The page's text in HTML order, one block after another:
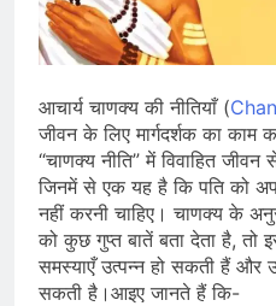
भारत ने 39
स्थान पर समाप्त
August 8, 2026
स्वतंत्रता
तैयारियाँ तेज़
August 7, 2026
IMD ने कई
चेतावनी जारी
हाई अलर्ट
August 7, 2026
आचार्य चाणक्य की नीतियाँ (
जीवन के लिए मार्गदर्शक का
“चाणक्य नीति” में विवाहित
जिनमें से एक यह है कि पति को
नहीं करनी चाहिए। चाणक्य के
को कुछ गुप्त बातें बता देता है,
समस्याएँ उत्पन्न हो सकती हैं और
सकती है।आइए जानते हैं कि-